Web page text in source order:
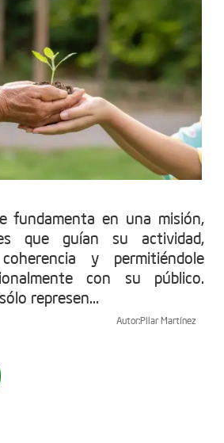
fundamenta en una misión,
que guían su actividad,
y permitiéndole
con su público.
represen...
Autor:Pilar Martínez